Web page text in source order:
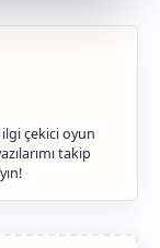
çekici oyun
takip